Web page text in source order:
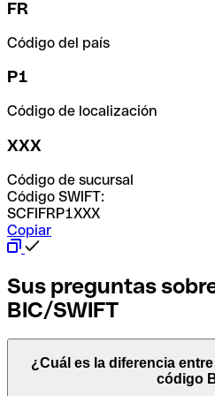
FR
Código del país
P1
Código de localización
XXX
Código de sucursal
Código SWIFT:
SCFIFRP1XXX
Copiar
Sus preguntas
BIC/SWIFT
¿Cuál es la diferencia
código